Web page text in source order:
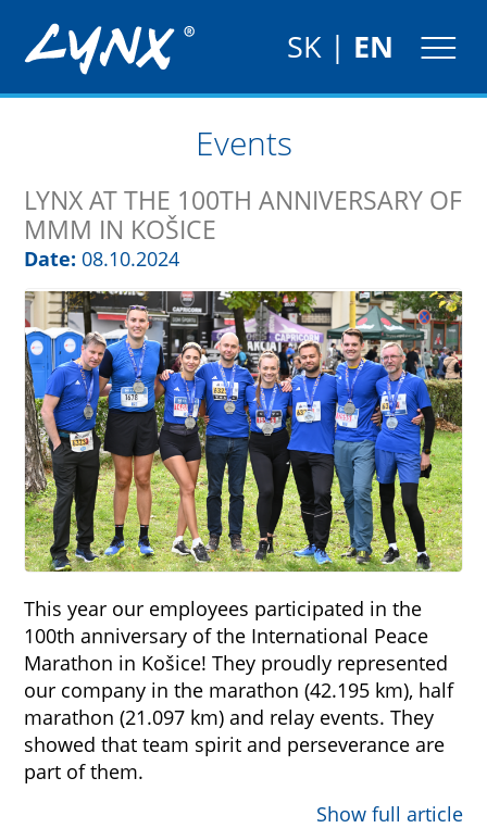
SK| EN
Events
LYNX AT THE 100TH ANNIVERSARY OF
MMM IN KOŠICE
Date: 08.10.2024
This year our employees participated in the
100th anniversary of the International Peace
Marathon in Košice! They proudly represented
our company in the marathon (42.195 km), half
marathon (21.097 km) and relay events. They
showed that team spirit and perseverance are
part of them.
Show full article